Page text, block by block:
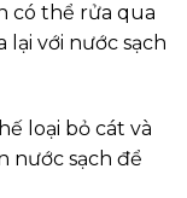
có thể rửa qua
với nước sạch
loại bỏ cát và
nước sạch để